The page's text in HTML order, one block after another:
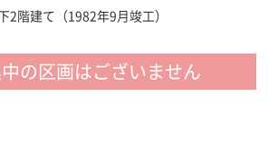
2階建て（1982年9月竣工）
の区画はございません